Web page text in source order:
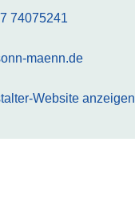
74075241
maenn.de
Website anzeigen